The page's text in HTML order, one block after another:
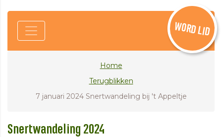
WORD LID
Home
Terugblikken
7 januari 2024 Snertwandeling bij 't Appeltje
Snertwandeling 2024